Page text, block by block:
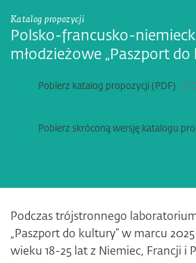
Katalog propozycji
Polsko-francusko-
młodzieżowe „Paszport do
Pobierz katalog propozycji (PDF)
Pobierz skróconą wersję katalogu
Podczas trójstronnego
„Paszport do kultury“ w marcu
wieku 18-25 lat z Niemiec, Francji i